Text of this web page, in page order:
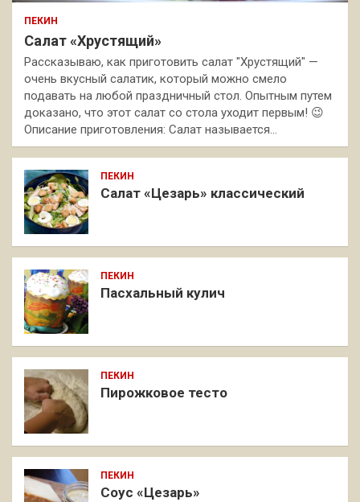
ПЕКИН
Салат «Хрустящий»
Рассказываю, как приготовить салат "Хрустящий" —
очень вкусный салатик, который можно смело
подавать на любой праздничный стол. Опытным путем
доказано, что этот салат со стола уходит первым! 😉
Описание приготовления: Салат называется…
ПЕКИН
Салат «Цезарь» классический
ПЕКИН
Пасхальный кулич
ПЕКИН
Пирожковое тесто
ПЕКИН
Соус «Цезарь»